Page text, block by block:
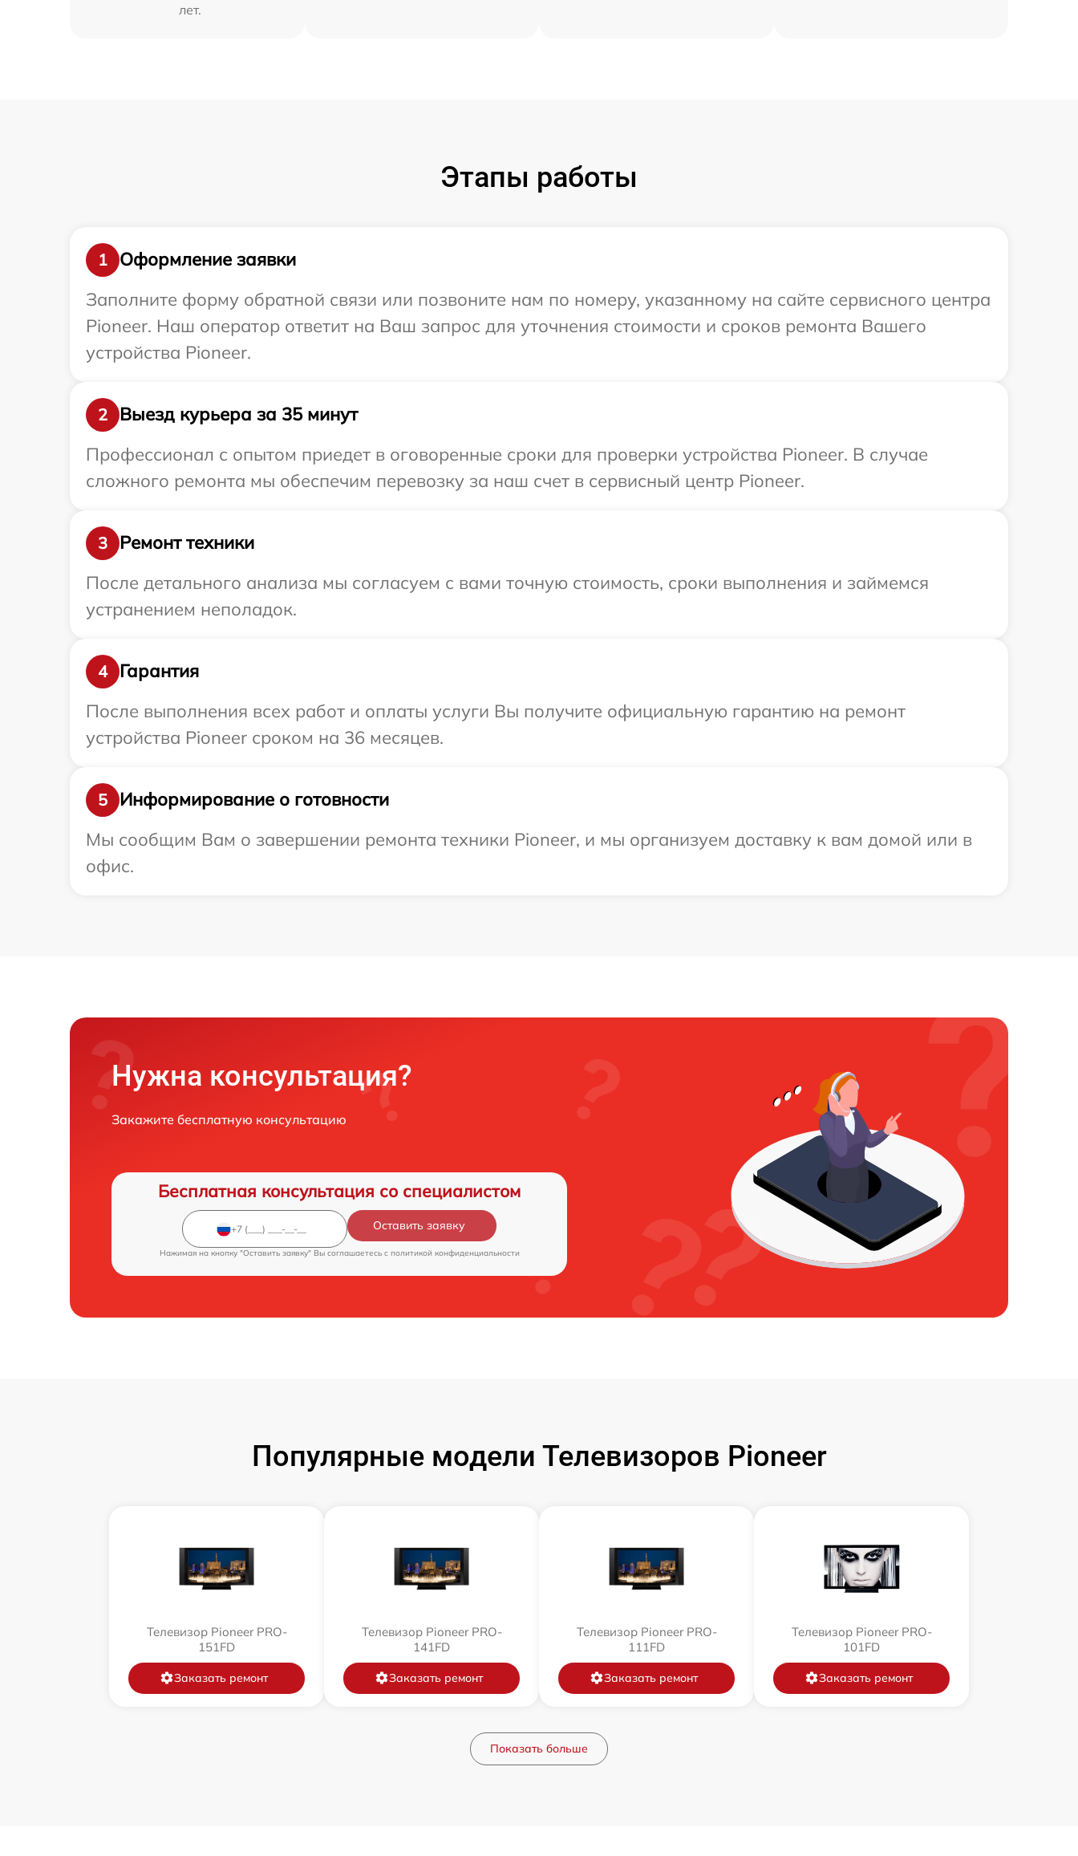
лет.
Этапы работы
1
Оформление заявки
Заполните форму обратной связи или позвоните нам по номеру, указанному на сайте сервисного центра
Pioneer. Наш оператор ответит на Ваш запрос для уточнения стоимости и сроков ремонта Вашего
устройства Pioneer.
2
Выезд курьера за 35 минут
Профессионал с опытом приедет в оговоренные сроки для проверки устройства Pioneer. В случае
сложного ремонта мы обеспечим перевозку за наш счет в сервисный центр Pioneer.
3
Ремонт техники
После детального анализа мы согласуем с вами точную стоимость, сроки выполнения и займемся
устранением неполадок.
4
Гарантия
После выполнения всех работ и оплаты услуги Вы получите официальную гарантию на ремонт
устройства Pioneer сроком на 36 месяцев.
5
Информирование о готовности
Мы сообщим Вам о завершении ремонта техники Pioneer, и мы организуем доставку к вам домой или в
офис.
Нужна консультация?
Закажите бесплатную консультацию
Бесплатная консультация со специалистом
Оставить заявку
Нажимая на кнопку "Оставить заявку" Вы соглашаетесь c политикой конфиденциальности
Популярные модели Телевизоров Pioneer
Телевизор Pioneer PRO-
151FD
Заказать ремонт
Телевизор Pioneer PRO-
141FD
Заказать ремонт
Телевизор Pioneer PRO-
111FD
Заказать ремонт
Телевизор Pioneer PRO-
101FD
Заказать ремонт
Показать больше